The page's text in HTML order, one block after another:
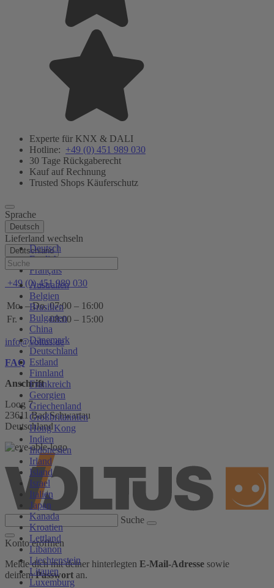
Experte für KNX & DALI
Hotline: +49 (0) 451 989 030
30 Tage Rückgaberecht
Kauf auf Rechnung
Trusted Shops Käuferschutz
Sprache
Deutsch
Deutsch
English
Français
Lieferland wechseln
Deutschland
Australien
Belgien
Brasilien
Bulgarien
China
Dänemark
Deutschland
Estland
Finnland
Frankreich
Georgien
Griechenland
Großbritannien
Hong Kong
Indien
Indonesien
Irland
Island
Israel
Italien
Japan
Kanada
Kroatien
Lettland
Libanon
Liechtenstein
Litauen
Luxemburg
Hilfe
+49 (0) 451 989 030
Mo. – Do. 07:00 – 16:00
Fr.
08:00 – 15:00
info@voltus.de
FAQ
Anschrift
Loog 7
23611 Bad Schwartau
Deutschland
Suche
Konto eröffnen
Melde dich mit deiner hinterlegten E-Mail-Adresse sowie
deinemPasswort an.